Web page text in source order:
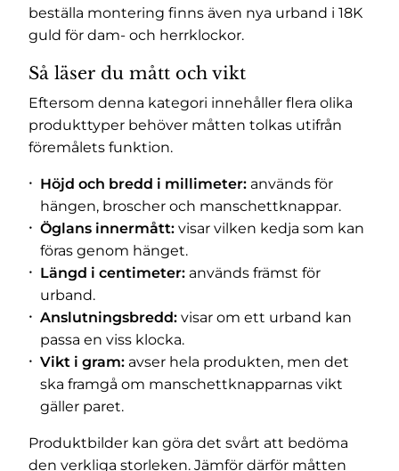
beställa montering finns även nya urband i 18K
guld för dam- och herrklockor.
Så läser du mått och vikt
Eftersom denna kategori innehåller flera olika
produkttyper behöver måtten tolkas utifrån
föremålets funktion.
Höjd och bredd i millimeter: används för
hängen, broscher och manschettknappar.
Öglans innermått: visar vilken kedja som kan
föras genom hänget.
Längd i centimeter: används främst för
urband.
Anslutningsbredd: visar om ett urband kan
passa en viss klocka.
Vikt i gram: avser hela produkten, men det
ska framgå om manschettknapparnas vikt
gäller paret.
Produktbilder kan göra det svårt att bedöma
den verkliga storleken. Jämför därför måtten